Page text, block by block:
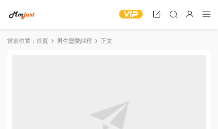
當前位置： 首頁 男生戀愛課程 正文